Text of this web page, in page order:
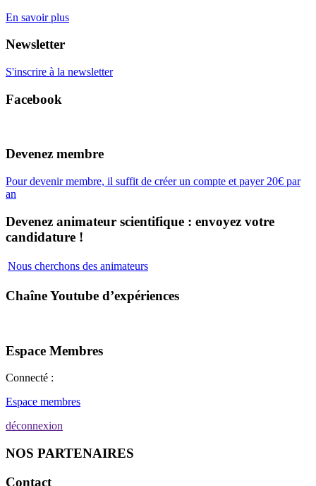
En savoir plus
Newsletter
S'inscrire à la newsletter
Facebook
Devenez membre
Pour devenir membre, il suffit de créer un compte et payer 20€ par
an
Devenez animateur scientifique : envoyez votre
candidature !
Nous cherchons des animateurs
Chaîne Youtube d’expériences
Espace Membres
Connecté :
Espace membres
déconnexion
NOS PARTENAIRES
Contact